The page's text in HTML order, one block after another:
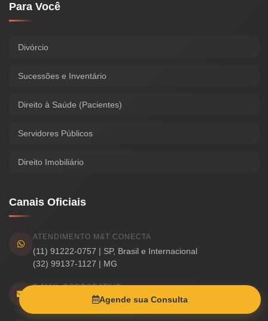
Agende sua Consulta
Para Você
Divórcio
Sucessões e Inventário
Direito à Saúde (Pacientes)
Servidores Públicos
Direito Imobiliário
Canais Oficiais
ATENDIMENTO M&T CONECTA
(11) 91222-0757 | SP, Brasil e Internacional
(32) 99137-1127 | MG
E-MAIL CORPORATIVO
atendimento@moraistavares.adv.br